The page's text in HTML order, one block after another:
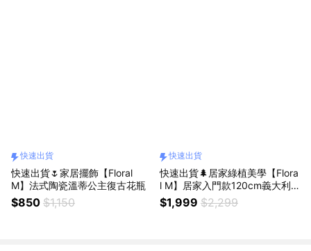
快速出貨
快速出貨🌷家居擺飾【Floral
M】法式陶瓷溫蒂公主復古花瓶
$850 $1,150
快速出貨
快速出貨🌲居家綠植美學【Flora
l M】居家入門款120cm義大利
橄欖樹室內仿真植栽
$1,999 $2,299